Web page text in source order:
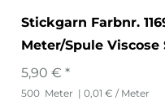
Stickgarn Farbnr.
Meter/Spule
5,90 € *
500 Meter | 0,01 € / Meter